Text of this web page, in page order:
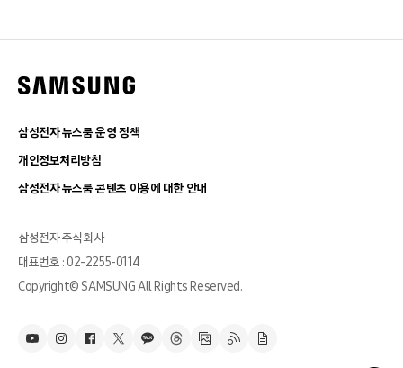
삼성전자 뉴스룸 운영 정책
개인정보처리방침
삼성전자 뉴스룸 콘텐츠 이용에 대한 안내
삼성전자 주식회사
대표번호 : 02-2255-0114
Copyright© SAMSUNG All Rights Reserved.